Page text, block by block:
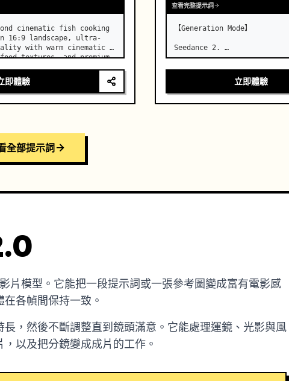
cinematic fish cooking
16:9 landscape, ultra-
with warm cinematic
textures, and premium
即體驗
查看完整提示詞
【Generation Mode】
Seedance 2. …
立即體驗
全部提示詞
片模型。它能把一段提示詞或一張參考圖變成富有電影感
各幀間保持一致。
，然後不斷調整直到鏡頭滿意。它能處理運鏡、光影與風
以及把分鏡變成成片的工作。